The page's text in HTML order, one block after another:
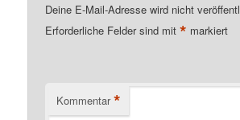
Deine E-Mail-Adresse wird nicht
Erforderliche Felder sind mit* markiert
Kommentar *